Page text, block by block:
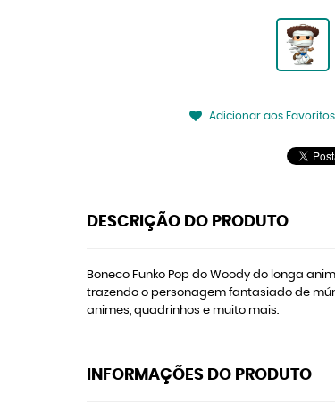
Adicionar aos Favoritos
DESCRIÇÃO DO PRODUTO
Boneco Funko Pop do Woody do longa
trazendo o personagem fantasiado de
animes, quadrinhos e muito mais.
INFORMAÇÕES DO PRODUTO